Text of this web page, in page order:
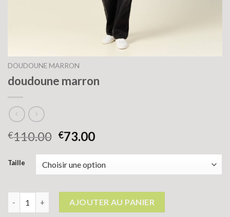
DOUDOUNE MARRON
doudoune marron
€110.00 €73.00
Taille
quantité de doudoune marron
AJOUTER AU PANIER